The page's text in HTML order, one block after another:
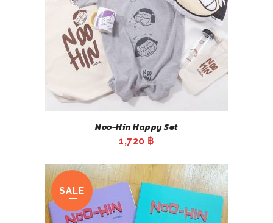
Noo-Hin Happy Set
1,720 ฿
SALE